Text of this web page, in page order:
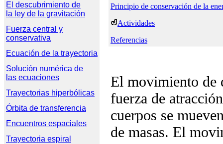
El descubrimiento de
la ley de la gravitación
Fuerza central y
conservativa
Ecuación de la trayectoria
Solución numérica de
las ecuaciones
Trayectorias hiperbólicas
Órbita de transferencia
Encuentros espaciales
Trayectoria espiral
Principio de conservación de la
Actividades
Referencias
El movimiento de
fuerza de
cuerpos se
de masas. El